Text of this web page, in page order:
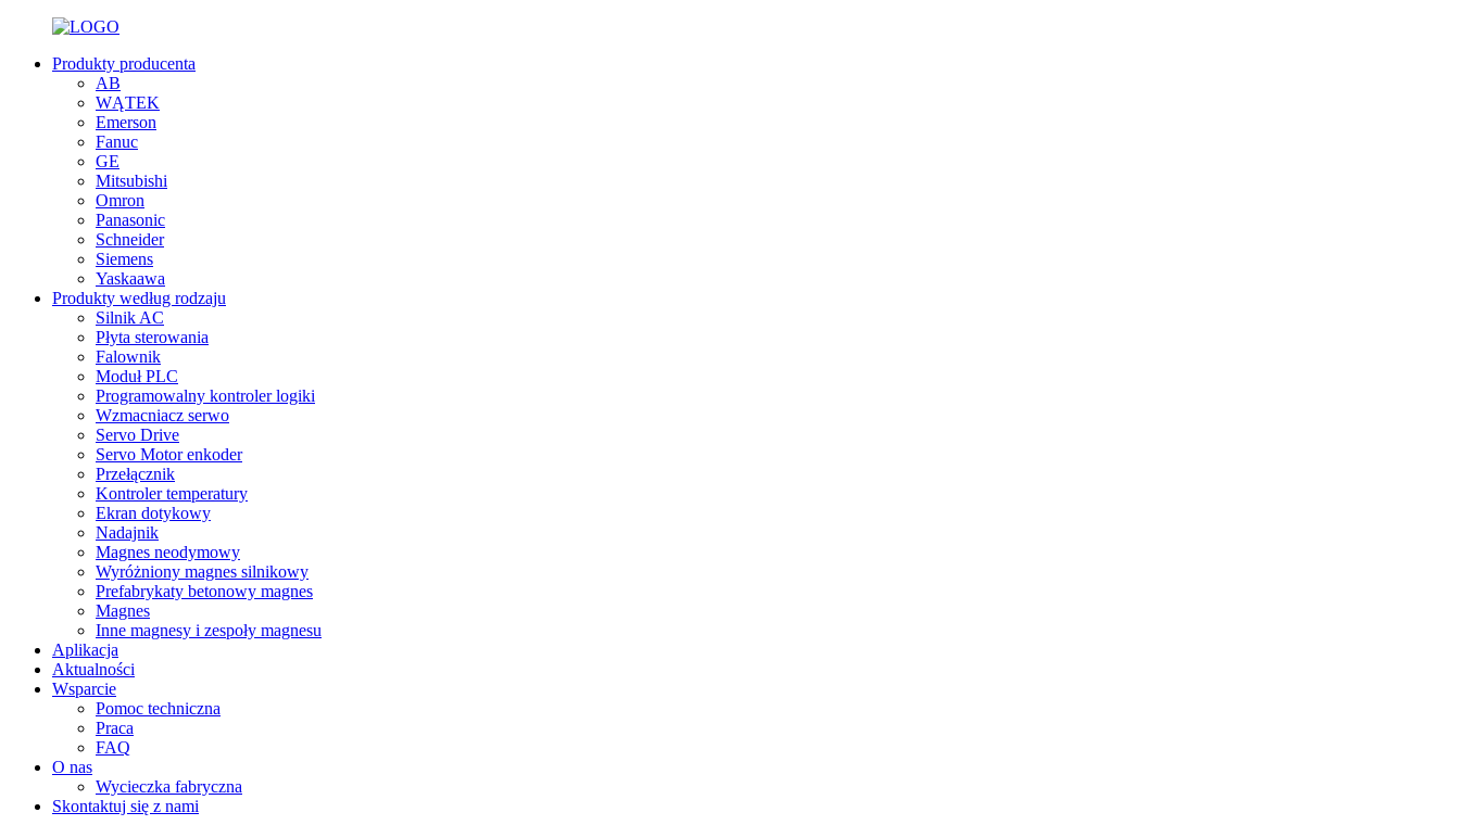
Produkty producenta
AB
WĄTEK
Emerson
Fanuc
GE
Mitsubishi
Omron
Panasonic
Schneider
Siemens
Yaskaawa
Produkty według rodzaju
Silnik AC
Płyta sterowania
Falownik
Moduł PLC
Programowalny kontroler logiki
Wzmacniacz serwo
Servo Drive
Servo Motor enkoder
Przełącznik
Kontroler temperatury
Ekran dotykowy
Nadajnik
Magnes neodymowy
Wyróżniony magnes silnikowy
Prefabrykaty betonowy magnes
Magnes
Inne magnesy i zespoły magnesu
Aplikacja
Aktualności
Wsparcie
Pomoc techniczna
Praca
FAQ
O nas
Wycieczka fabryczna
Skontaktuj się z nami